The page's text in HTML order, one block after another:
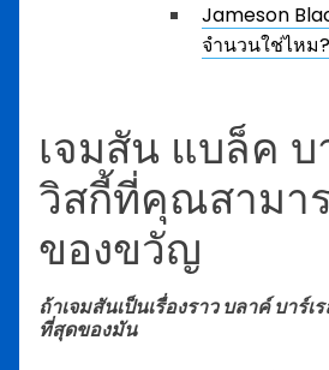
Jameson
จำนวนใช่ไหม?
เจมสัน แบล็ค บ
วิสกี้ที่คุณสามา
ของขวัญ
ถ้าเจมสันเป็นเรื่องราว บลาค์ บาร์
ที่สุดของมัน